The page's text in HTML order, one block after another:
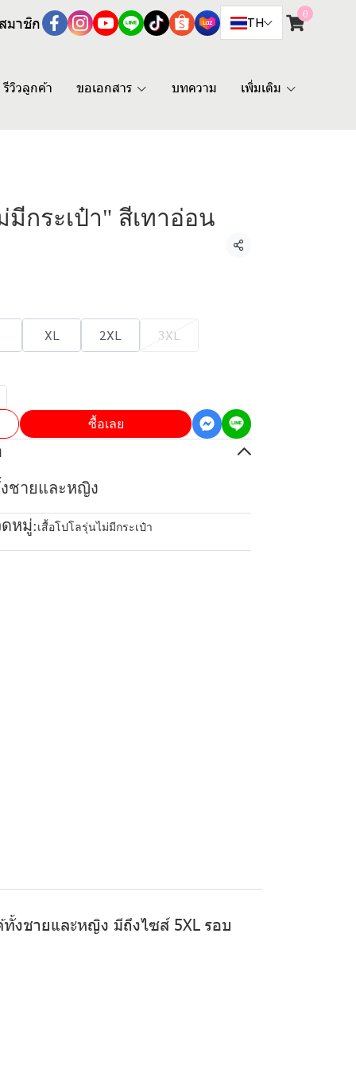
มาชิก TH
0
รีวิวลูกค้า ขอเอกสาร บทความ เพิ่มเติม
มีกระเป๋า" สีเทาอ่อน
แชร์
XL 2XL
3XL
ซื้อเลย
ชายและหญิง
หมู่:เสื้อโปโลรุ่นไม่มีกระเป๋า
งชายและหญิง มีถึงไซส์ 5XL รอบ